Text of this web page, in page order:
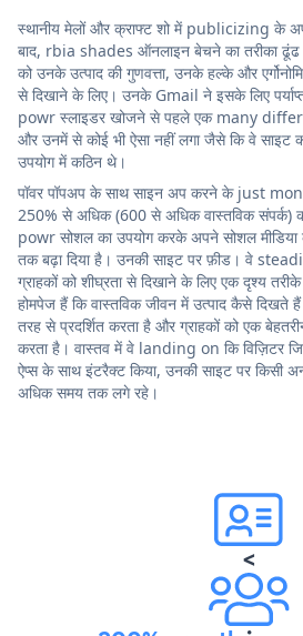
स्थानीय मेलों और क्राफ्ट शो में publicizing के
बाद, rbia shades ऑनलाइन बेचने का तरीका
को उनके उत्पाद की गुणवत्ता, उनके हल्के और
से दिखाने के लिए। उनके Gmail ने इसके लिए पर्याप्त
powr स्लाइडर खोजने से पहले एक many
और उनमें से कोई भी ऐसा नहीं लगा जैसे कि वे साइट
उपयोग में कठिन थे।
पॉवर पॉपअप के साथ साइन अप करने के just
250% से अधिक (600 से अधिक वास्तविक
powr सोशल का उपयोग करके अपने सोशल
तक बढ़ा दिया है। उनकी साइट पर फ़ीड। वे
ग्राहकों को शीघ्रता से दिखाने के लिए एक दृश्य
होमपेज हैं कि वास्तविक जीवन में उत्पाद कैसे दिखते
तरह से प्रदर्शित करता है और ग्राहकों को एक
करता है। वास्तव में वे landing on कि विज़िटर
ऐप्स के साथ इंटरैक्ट किया, उनकी साइट पर किसी
अधिक समय तक लगे रहे।
<